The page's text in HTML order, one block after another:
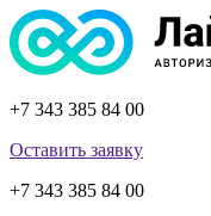
+7 343 385 84 00
Оставить заявку
+7 343 385 84 00